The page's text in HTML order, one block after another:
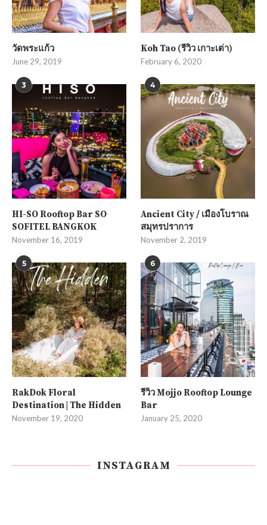
วัดพระแก้ว
June 29, 2019
Koh Tao (รีวิว เกาะเต่า)
February 6, 2020
3
HI-SO Rooftop Bar SO
SOFITEL BANGKOK
November 16, 2019
4
Ancient City / เมืองโบราณ
สมุทรปราการ
November 2, 2019
5
RakDok Floral
Destination | The Hidden
November 19, 2020
6
รีวิว Mojjo Rooftop Lounge
Bar
January 25, 2020
INSTAGRAM